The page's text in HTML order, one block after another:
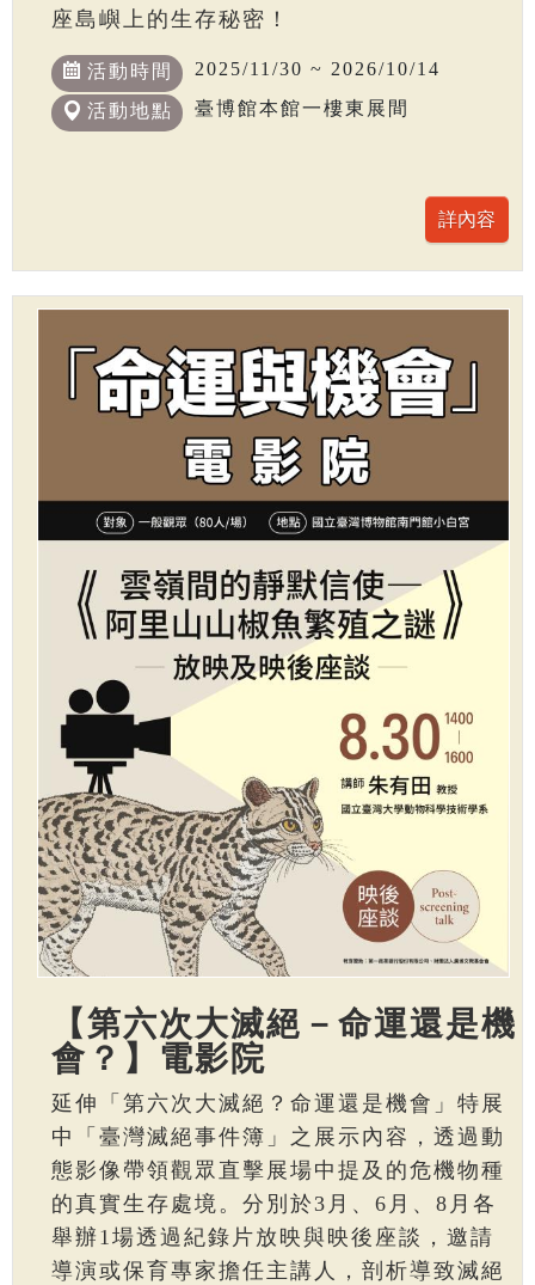
座島嶼上的生存秘密！
活動時間 2025/11/30 ~ 2026/10/14
活動地點 臺博館本館一樓東展間
【第六次大滅絕－命運還是機
會？】電影院
延伸「第六次大滅絕？命運還是機會」特展
中「臺灣滅絕事件簿」之展示內容，透過動
態影像帶領觀眾直擊展場中提及的危機物種
的真實生存處境。分別於3月、6月、8月各
舉辦1場透過紀錄片放映與映後座談，邀請
導演或保育專家擔任主講人，剖析導致滅絕